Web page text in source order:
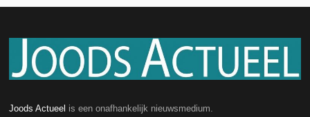
Joods Actueel is een onafhankelijk nieuwsmedium.